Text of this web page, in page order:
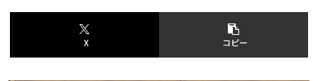
X コピー